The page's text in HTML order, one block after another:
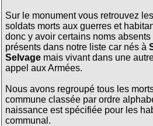
Sur le monument vous retrouvez
soldats morts aux guerres et
donc y avoir certains noms
présents dans notre liste car nés à
Selvagemais vivant dans une
appel aux Armées.
Nous avons regroupé tous les
commune classée par ordre
naissance est spécifiée pour les
communal.